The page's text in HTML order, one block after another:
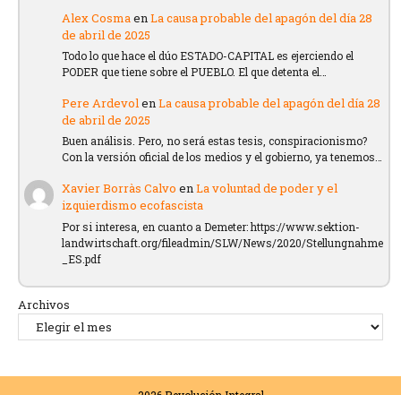
Alex CosmaenLa causa probable del apagón del día 28
de abril de 2025
Todo lo que hace el dúo ESTADO-CAPITAL es ejerciendo el
PODER que tiene sobre el PUEBLO. El que detenta el…
Pere ArdevolenLa causa probable del apagón del día 28
de abril de 2025
Buen análisis. Pero, no será estas tesis, conspiracionismo?
Con la versión oficial de los medios y el gobierno, ya tenemos…
Xavier Borràs Calvo enLa voluntad de poder y el
izquierdismo ecofascista
Por si interesa, en cuanto a Demeter: https://www.sektion-
landwirtschaft.org/fileadmin/SLW/News/2020/Stellungnahme
_ES.pdf
Archivos